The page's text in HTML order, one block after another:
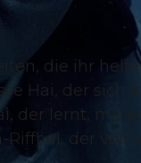
die ihr
Hai, der sich
der lernt, mit
der von